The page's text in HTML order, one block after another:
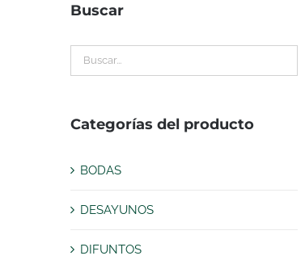
Buscar
Categorías del producto
BODAS
DESAYUNOS
DIFUNTOS